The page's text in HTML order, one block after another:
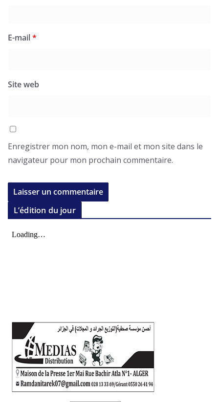
E-mail*
Site web
Enregistrer mon nom, mon e-mail et mon site dans le
navigateur pour mon prochain commentaire.
L’édition du jour